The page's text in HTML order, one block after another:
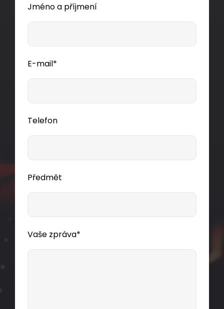
Jméno a příjmení
E-mail*
Telefon
Předmět
Vaše zpráva*